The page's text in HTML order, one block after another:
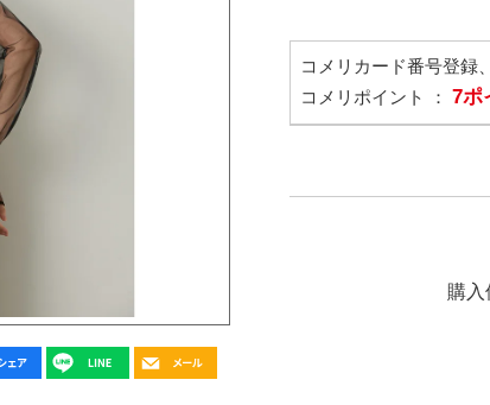
コメリカード番号登録
コメリポイント ： 7ポ
購入